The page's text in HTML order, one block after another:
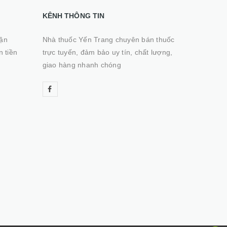
tiền
KÊNH THÔNG TIN
Nhà thuốc Yến Trang chuyên bán thuốc
trực tuyến, đảm bảo uy tín, chất lượng,
giao hàng nhanh chóng